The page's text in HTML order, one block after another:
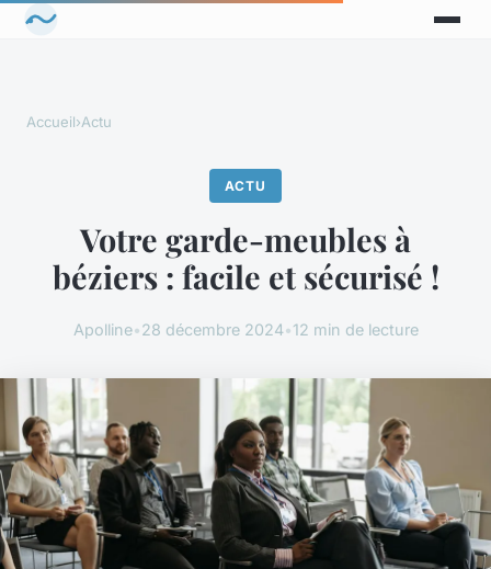
Accueil›Actu
ACTU
Votre garde-meubles à
béziers : facile et sécurisé !
Apolline•28 décembre 2024•12 min de lecture